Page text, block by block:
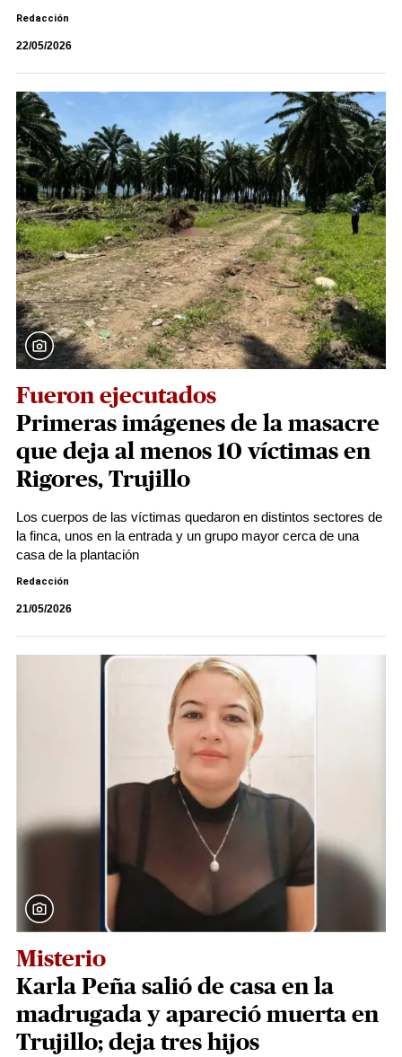
Redacción
22/05/2026
Fueron ejecutados
Primeras imágenes de la masacre
que deja al menos 10 víctimas en
Rigores, Trujillo
Los cuerpos de las víctimas quedaron en distintos sectores de
la finca, unos en la entrada y un grupo mayor cerca de una
casa de la plantación
Redacción
21/05/2026
Misterio
Karla Peña salió de casa en la
madrugada y apareció muerta en
Trujillo; deja tres hijos